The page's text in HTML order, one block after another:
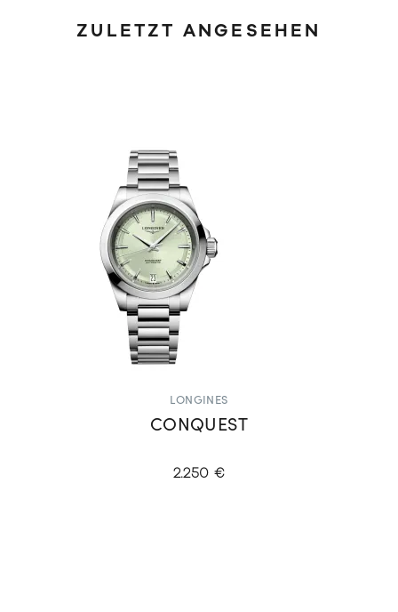
ZULETZT ANGESEHEN
LONGINES
CONQUEST
2.250 €